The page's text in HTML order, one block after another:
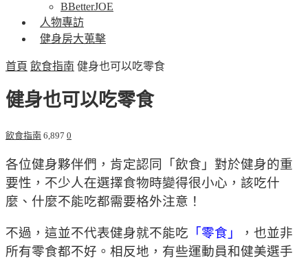
BBetterJOE
人物專訪
健身房大蒐擊
首頁 飲食指南 健身也可以吃零食
健身也可以吃零食
飲食指南 6,897 0
各位健身夥伴們，肯定認同「飲食」對於健身的重
要性，不少人在選擇食物時變得很小心，該吃什
麼、什麼不能吃都需要格外注意！
不過，這並不代表健身就不能吃 「零食」
，也並非
所有零食都不好。相反地，有些運動員和健美選手